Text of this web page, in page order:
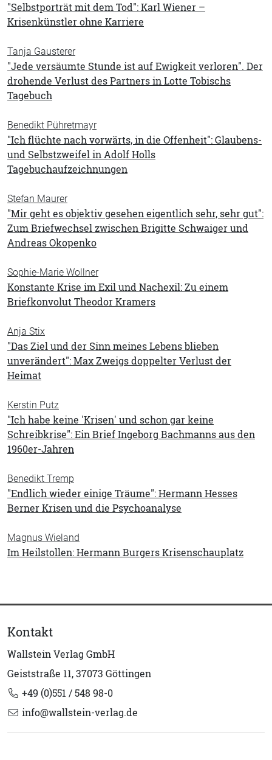
"Selbstporträt mit dem Tod": Karl Wiener –
Krisenkünstler ohne Karriere
Tanja Gausterer
"Jede versäumte Stunde ist auf Ewigkeit verloren". Der
drohende Verlust des Partners in Lotte Tobischs
Tagebuch
Benedikt Pühretmayr
"Ich flüchte nach vorwärts, in die Offenheit": Glaubens-
und Selbstzweifel in Adolf Holls
Tagebuchaufzeichnungen
Stefan Maurer
"Mir geht es objektiv gesehen eigentlich sehr, sehr gut":
Zum Briefwechsel zwischen Brigitte Schwaiger und
Andreas Okopenko
Sophie-Marie Wollner
Konstante Krise im Exil und Nachexil: Zu einem
Briefkonvolut Theodor Kramers
Anja Stix
"Das Ziel und der Sinn meines Lebens blieben
unverändert": Max Zweigs doppelter Verlust der
Heimat
Kerstin Putz
"Ich habe keine 'Krisen' und schon gar keine
Schreibkrise": Ein Brief Ingeborg Bachmanns aus den
1960er-Jahren
Benedikt Tremp
"Endlich wieder einige Träume": Hermann Hesses
Berner Krisen und die Psychoanalyse
Magnus Wieland
Im Heilstollen: Hermann Burgers Krisenschauplatz
Kontakt
Wallstein Verlag GmbH
Geiststraße 11, 37073 Göttingen
+49 (0)551 / 548 98-0
info@wallstein-verlag.de